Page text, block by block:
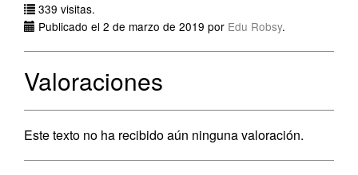
339 visitas.
Publicado el 2 de marzo de 2019 por Edu Robsy.
Valoraciones
Este texto no ha recibido aún ninguna valoración.